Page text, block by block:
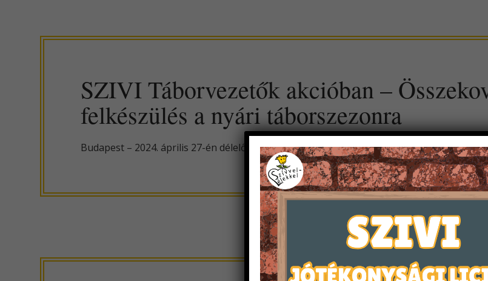
SZIVI Táborvezetők akcióban –
felkészülés a nyári táborszezonra
Budapest – 2024. április 27-én délelőtt 10:00 órától izgalmas esemény zajlott az